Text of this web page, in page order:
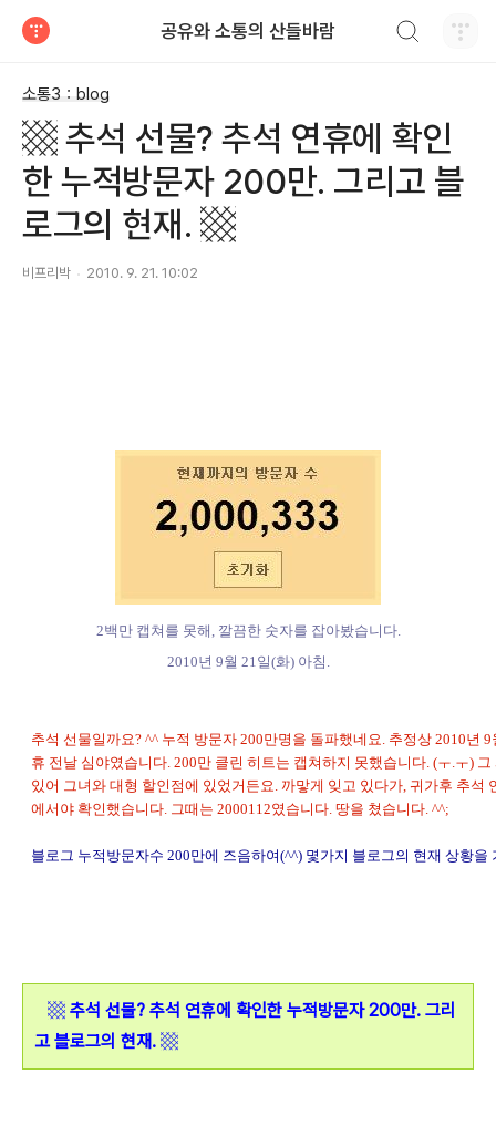
공유와 소통의 산들바람
소통3：blog
▩ 추석 선물? 추석 연휴에 확인
한 누적방문자 200만. 그리고 블
로그의 현재. ▩
비프리박 2010. 9. 21. 10:02
2백만 캡쳐를 못해, 깔끔한 숫자를 잡아봤습니다.
2010년 9월 21일(화) 아침.
추석 선물일까요? ^^ 누적 방문자 200만명을 돌파했네요. 추정상 2010년
휴 전날 심야였습니다. 200만 클린 히트는 캡쳐하지 못했습니다. (ㅜ.ㅜ)
있어 그녀와 대형 할인점에 있었거든요. 까맣게 잊고 있다가, 귀가후 추석
에서야 확인했습니다. 그때는 2000112였습니다. 땅을 쳤습니다. ^^;
블로그 누적방문자수 200만에 즈음하여(^^) 몇가지 블로그의 현재 상황을
▩ 추석 선물? 추석 연휴에 확인한 누적방문자 200만. 그리
고 블로그의 현재. ▩